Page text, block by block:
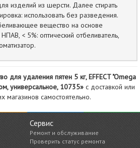
изделий из шерсти. Далее стирать
использовать без разведения.
вещество на основе
< 5%: оптический отбеливатель,
для удаления пятен 5 кг, EFFECT "Omega
универсальное, 10735» с доставкой или
магазинов самостоятельно.
Сервис
Ремонт и обслуживание
Проверить статус ремонта